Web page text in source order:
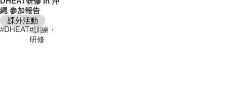
縄 参加報告
課外活動
#DHEAT#訓練・
研修